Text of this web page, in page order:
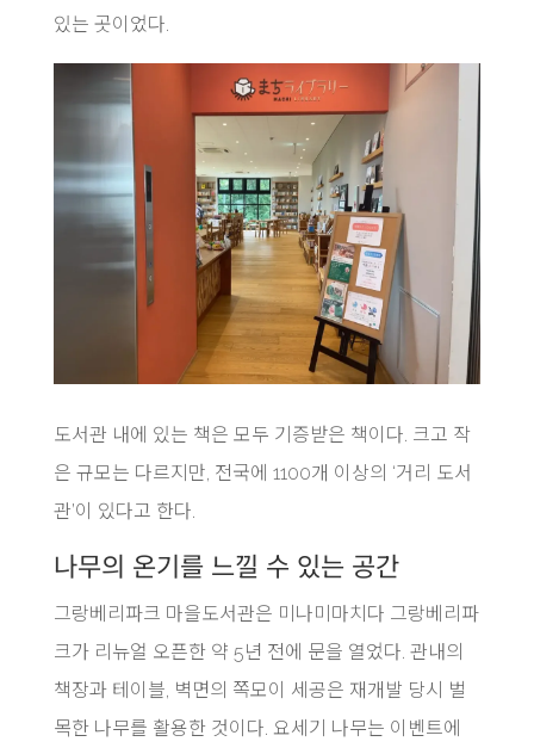
있는 곳이었다.
도서관 내에 있는 책은 모두 기증받은 책이다. 크고 작
은 규모는 다르지만, 전국에 1100개 이상의 ‘거리 도서
관’이 있다고 한다.
나무의 온기를 느낄 수 있는 공간
그랑베리파크 마을도서관은 미나미마치다 그랑베리파
크가 리뉴얼 오픈한 약 5년 전에 문을 열었다. 관내의
책장과 테이블, 벽면의 쪽모이 세공은 재개발 당시 벌
목한 나무를 활용한 것이다. 요세기 나무는 이벤트에